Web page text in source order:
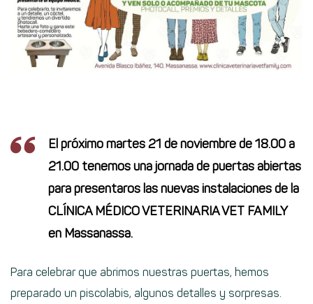
El próximo martes 21 de noviembre de 18.00 a
21.00 tenemos una jornada de puertas abiertas
para presentaros las nuevas instalaciones de la
CLÍNICA MÉDICO VETERINARIA VET FAMILY
en Massanassa.
Para celebrar que abrimos nuestras puertas, hemos
preparado un piscolabis, algunos detalles y sorpresas.